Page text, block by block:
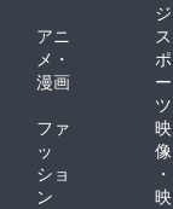
ジ
アニ
メ・
漫画
ス
ポ
ー
ツ
ファ
ッ
ショ
ン
映
像
・
映